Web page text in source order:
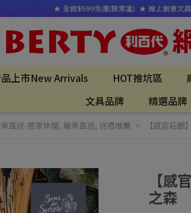
上市New Arrivals HOT推坑區
文具品牌
精選品牌
直送-居家休閒, 廠商直送, 送禮推薦 【感官莊
【感
之森